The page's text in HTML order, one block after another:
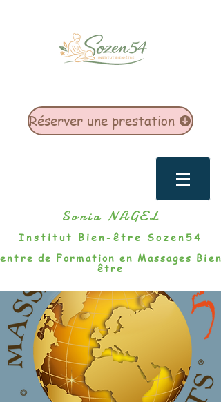
Réserver une prestation
Sonia NAGEL
Institut Bien-être Sozen54
de Formation en Massages Bien-
être